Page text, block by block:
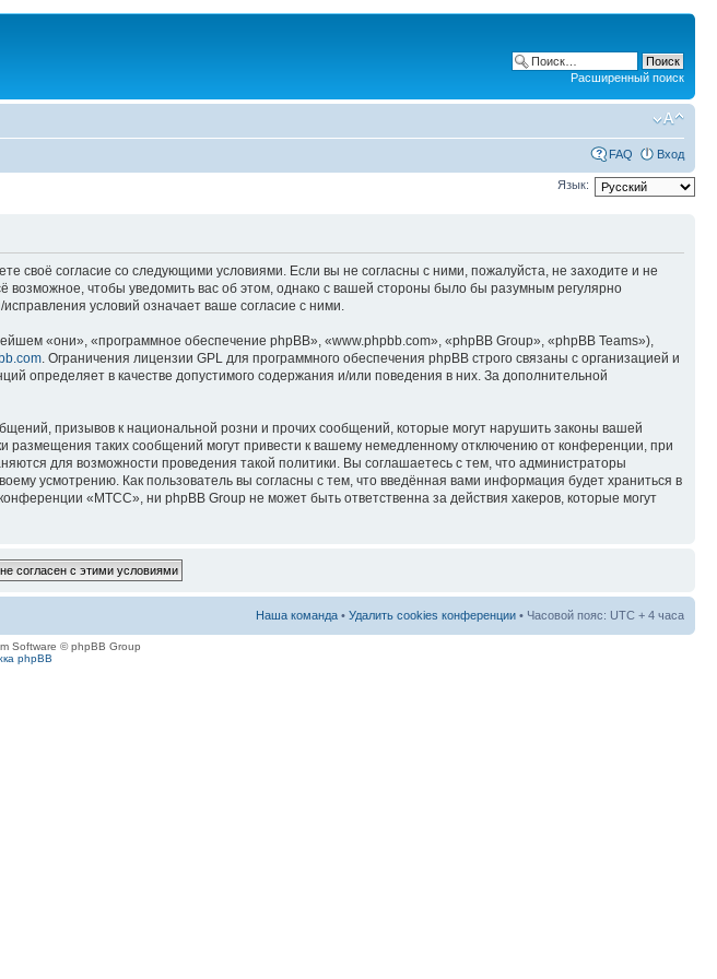
Расширенный поиск
FAQ Вход
Язык:
согласие со следующими условиями. Если вы не согласны с ними, пожалуйста, не заходите и не
чтобы уведомить вас об этом, однако с вашей стороны было бы разумным регулярно
условий означает ваше согласие с ними.
«они», «программное обеспечение phpBB», «www.phpbb.com», «phpBB Group», «phpBB Teams»),
. Ограничения лицензии GPL для программного обеспечения phpBB строго связаны с организацией и
определяет в качестве допустимого содержания и/или поведения в них. За дополнительной
призывов к национальной розни и прочих сообщений, которые могут нарушить законы вашей
таких сообщений могут привести к вашему немедленному отключению от конференции, при
для возможности проведения такой политики. Вы соглашаетесь с тем, что администраторы
усмотрению. Как пользователь вы согласны с тем, что введённая вами информация будет храниться в
«МТСС», ни phpBB Group не может быть ответственна за действия хакеров, которые могут
Наша команда • Удалить cookies конференции • Часовой пояс: UTC + 4 часа
Software © phpBB Group
phpBB